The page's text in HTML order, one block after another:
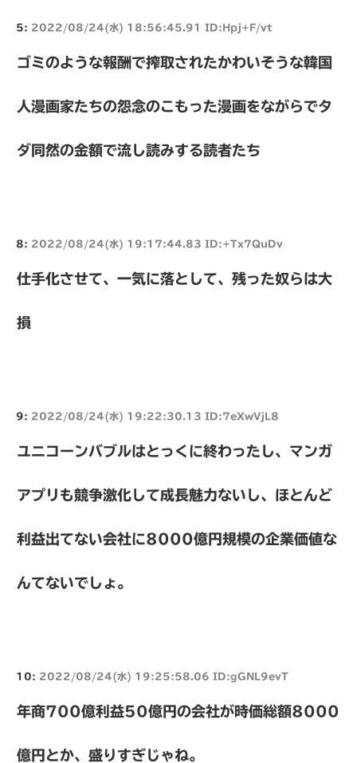
5: 2022/08/24(水) 18:56:45.91 ID:Hpj+F/vt
ゴミのような報酬で搾取されたかわいそうな韓国
人漫画家たちの怨念のこもった漫画をながらでタ
ダ同然の金額で流し読みする読者たち
8: 2022/08/24(水) 19:17:44.83 ID:+Tx7QuDv
仕手化させて、一気に落として、残った奴らは大
損
9: 2022/08/24(水) 19:22:30.13 ID:7eXwVjL8
ユニコーンバブルはとっくに終わったし、マンガ
アプリも競争激化して成長魅力ないし、ほとんど
利益出てない会社に8000億円規模の企業価値な
んてないでしょ。
10: 2022/08/24(水) 19:25:58.06 ID:gGNL9evT
年商700億利益50億円の会社が時価総額8000
億円とか、盛りすぎじゃね。